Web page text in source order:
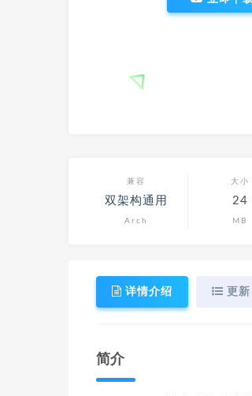
兼容
双架构通用
Arch
大小
24
MB
详情介绍 更
简介